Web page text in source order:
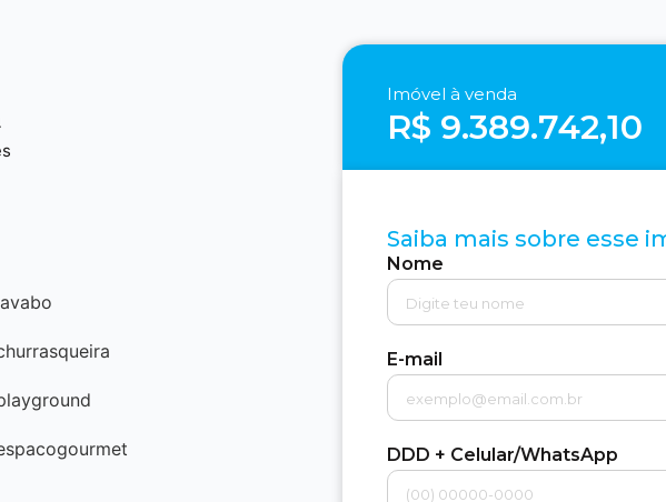
Imóvel à venda
R$ 9.389.742,10
Saiba mais sobre esse
Nome
E-mail
DDD + Celular/WhatsApp